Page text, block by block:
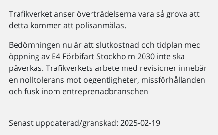
Trafikverket anser överträdelserna vara så grova att
detta kommer att polisanmälas.
Bedömningen nu är att slutkostnad och tidplan med
öppning av E4 Förbifart Stockholm 2030 inte ska
påverkas. Trafikverkets arbete med revisioner innebär
en nolltolerans mot oegentligheter, missförhållanden
och fusk inom entreprenadbranschen
Senast uppdaterad/granskad: 2025-02-19